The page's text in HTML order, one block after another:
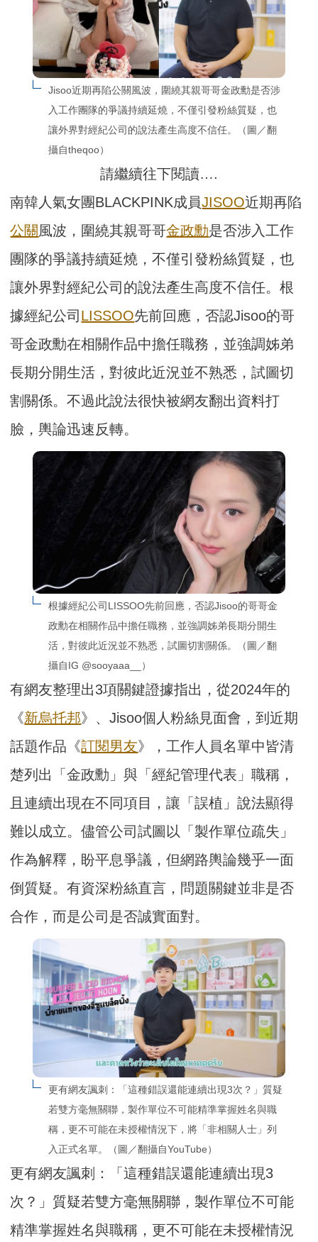
Jisoo近期再陷公關風波，圍繞其親哥哥金政勳是否涉
入工作團隊的爭議持續延燒，不僅引發粉絲質疑，也
讓外界對經紀公司的說法產生高度不信任。（圖／翻
攝自theqoo）
請繼續往下閱讀….
南韓人氣女團BLACKPINK成員JISOO近期再陷
公關風波，圍繞其親哥哥金政勳是否涉入工作
團隊的爭議持續延燒，不僅引發粉絲質疑，也
讓外界對經紀公司的說法產生高度不信任。根
據經紀公司 LISSOO先前回應，否認Jisoo的哥
哥金政勳在相關作品中擔任職務，並強調姊弟
長期分開生活，對彼此近況並不熟悉，試圖切
割關係。不過此說法很快被網友翻出資料打
臉，輿論迅速反轉。
根據經紀公司LISSOO先前回應，否認Jisoo的哥哥金
政勳在相關作品中擔任職務，並強調姊弟長期分開生
活，對彼此近況並不熟悉，試圖切割關係。（圖／翻
攝自IG @sooyaaa__）
有網友整理出3項關鍵證據指出，從2024年的
《新烏托邦》、Jisoo個人粉絲見面會，到近期
話題作品《訂閱男友》，工作人員名單中皆清
楚列出「金政勳」與「經紀管理代表」職稱，
且連續出現在不同項目，讓「誤植」說法顯得
難以成立。儘管公司試圖以「製作單位疏失」
作為解釋，盼平息爭議，但網路輿論幾乎一面
倒質疑。有資深粉絲直言，問題關鍵並非是否
合作，而是公司是否誠實面對。
更有網友諷刺：「這種錯誤還能連續出現3次？」質疑
若雙方毫無關聯，製作單位不可能精準掌握姓名與職
稱，更不可能在未授權情況下，將「非相關人士」列
入正式名單。（圖／翻攝自YouTube）
更有網友諷刺：「這種錯誤還能連續出現3
次？」質疑若雙方毫無關聯，製作單位不可能
精準掌握姓名與職稱，更不可能在未授權情況